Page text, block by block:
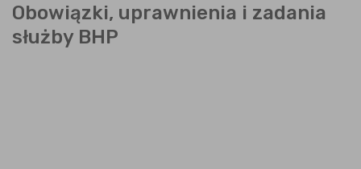
Obowiązki, uprawnienia i zadania
służby BHP